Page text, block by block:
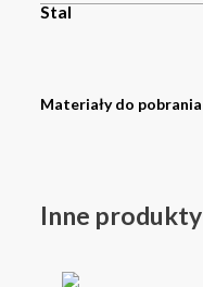
Stal
Materiały do pobrania
Inne produkty